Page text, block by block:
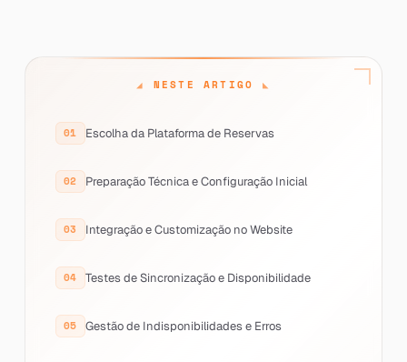
NESTE ARTIGO
Escolha da Plataforma de Reservas
Preparação Técnica e Configuração Inicial
Integração e Customização no Website
Testes de Sincronização e Disponibilidade
Gestão de Indisponibilidades e Erros